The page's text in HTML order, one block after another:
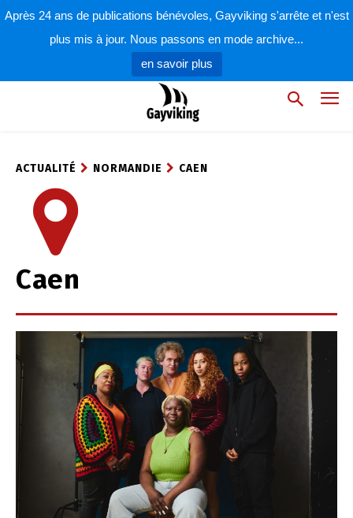
Après 24 ans de publications bénévoles, Gayviking s'arrête et n'est
plus mis à jour. Nous passons en mode archive...
en savoir plus
ACTUALITÉ NORMANDIE CAEN
Caen